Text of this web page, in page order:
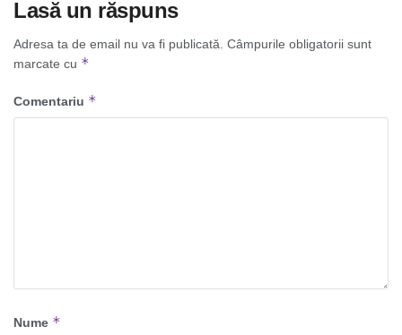
Lasă un răspuns
Adresa ta de email nu va fi publicată. Câmpurile obligatorii sunt
marcate cu *
Comentariu *
Nume *